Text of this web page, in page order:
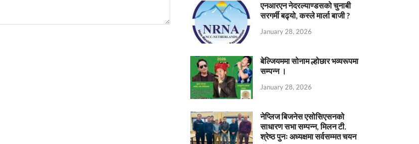
एनआरएन नेदरल्याण्डसको चुनाबी
सरगर्मी बढ्यो, कस्ले मार्ला बाजी ?
January 28, 2026
बेल्जियममा सोनाम ल्होछार भव्यरूपमा
सम्पन्न ।
January 28, 2026
नेप्लिज बिजनेस एसोसिएसनको
साधारण सभा सम्पन्न, मिलन टी.
श्रेष्ठ पुनः अध्यक्षमा सर्वसम्मत चयन